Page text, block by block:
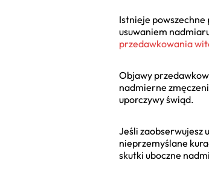
Istnieje powszechne
usuwaniem
przedawkowania
Objawy
nadmierne
uporczywy świąd.
Jeśli zaobserwujesz
nieprzemyślane
skutki uboczne